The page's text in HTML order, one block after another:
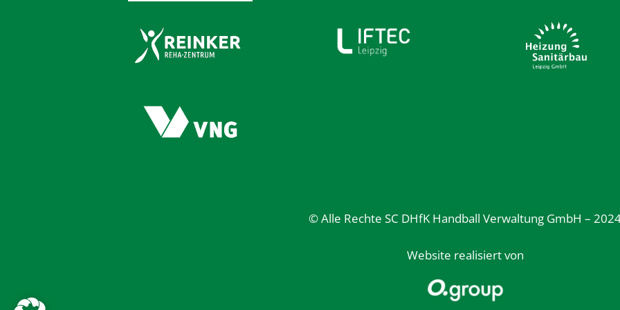
© Alle Rechte SC DHfK Handball Verwaltung GmbH –
Website realisiert von